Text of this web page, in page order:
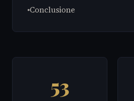
Conclusione
53